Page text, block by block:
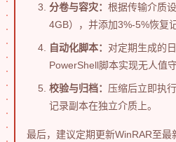
分卷与容灾： 根据传输介质
4GB），并添加3%-5%恢复记
自动化脚本： 对定期生成的
PowerShell脚本实现无人值守
校验与归档： 压缩后立即执
记录副本在独立介质上。
最后，建议定期更新WinRAR至